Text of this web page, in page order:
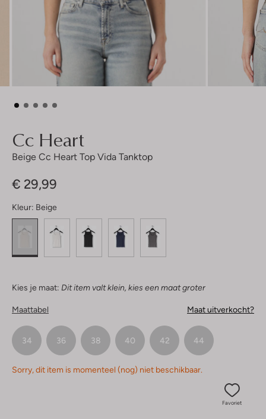
Cc Heart
Beige Cc Heart Top Vida Tanktop
€ 29,99
Kleur: Beige
Kies je maat: Dit item valt klein, kies een maat groter
Maattabel Maat uitverkocht?
34 36 38 40 42 44
Sorry, dit item is momenteel (nog) niet beschikbaar.
Favoriet